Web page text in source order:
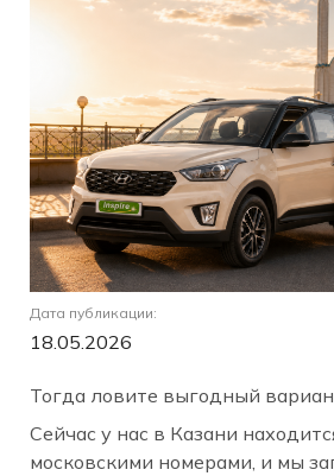
Дата публикации:
18.05.2026
Тогда ловите выгодный
Сейчас у нас в Казани
московскими номерами, и мы